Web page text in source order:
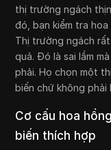
thị trường ngách
đó, bạn kiểm tra
Thị trường ngách
quả. Đó là sai lầm
phải. Họ chọn một
biến chứ không phải
Cơ cấu hoa
biến thích hợp